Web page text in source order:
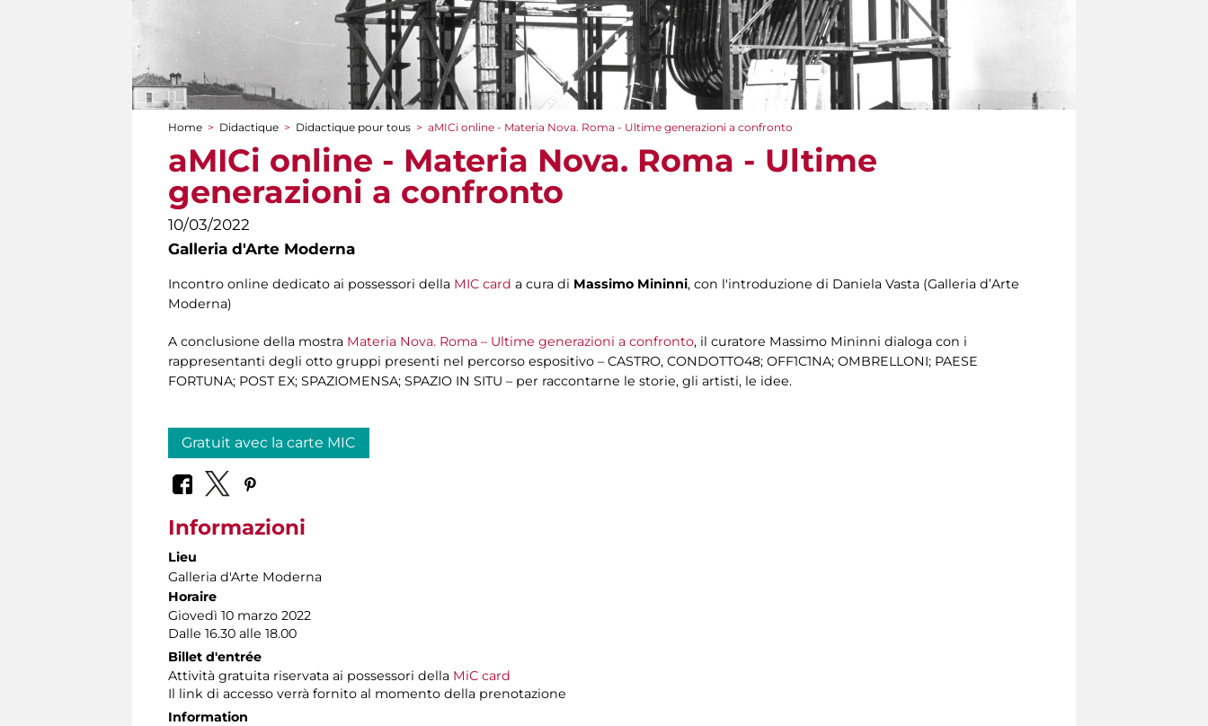
You are here
Home > Didactique > Didactique pour tous > aMICi online - Materia Nova. Roma - Ultime generazioni a confronto
aMICi online - Materia Nova. Roma - Ultime
generazioni a confronto
10/03/2022
Galleria d'Arte Moderna
Incontro online dedicato ai possessori della MIC card a cura di Massimo Mininni, con l'introduzione di Daniela Vasta (Galleria d’Arte
Moderna)
A conclusione della mostra Materia Nova. Roma – Ultime generazioni a confronto, il curatore Massimo Mininni dialoga con i
rappresentanti degli otto gruppi presenti nel percorso espositivo – CASTRO, CONDOTTO48; OFF1C1NA; OMBRELLONI; PAESE
FORTUNA; POST EX; SPAZIOMENSA; SPAZIO IN SITU – per raccontarne le storie, gli artisti, le idee.
Gratuit avec la carte MIC
Informazioni
Lieu
Galleria d'Arte Moderna
Horaire
Giovedì 10 marzo 2022
Dalle 16.30 alle 18.00
Billet d'entrée
Attività gratuita riservata ai possessori della MiC card
Il link di accesso verrà fornito al momento della prenotazione
Information